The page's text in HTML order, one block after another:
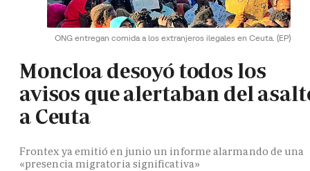
ONG entregan comida a los extranjeros ilegales en Ceuta. (EP)
Moncloa desoyó todos los
avisos que alertaban del
a Ceuta
Frontex ya emitió en junio un informe alarmando de una
«presencia migratoria significativa»